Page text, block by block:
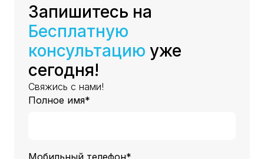
Запишитесь на
Бесплатную
консультацию уже
сегодня!
Свяжись с нами!
Полное имя*
Мобильный телефон*